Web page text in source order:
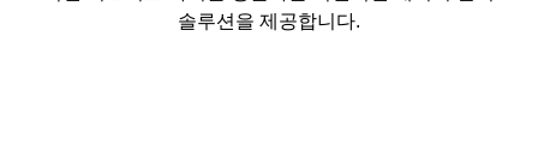
솔루션을 제공합니다.